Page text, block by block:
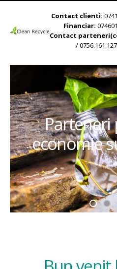
Contact clienti:
Financiar:
Contact
/
Parteneri
economie